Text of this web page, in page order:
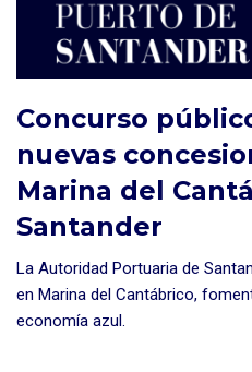
Concurso
nuevas
Marina del
Santander
La Autoridad Portuaria de
en Marina del Cantábrico,
economía azul.